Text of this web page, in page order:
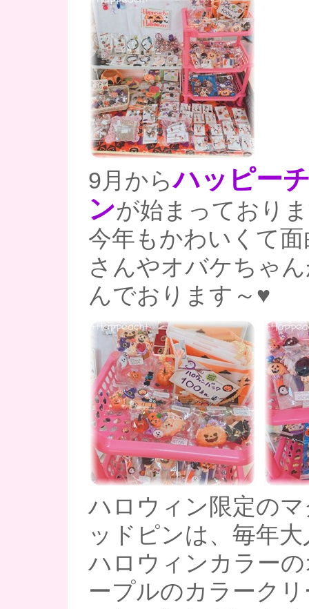
9月からハッピー
ンが始まっており
今年もかわいくて
さんやオバケちゃ
んでおります～♥
ハロウィン限定の
ッドピンは、毎年
ハロウィンカラー
ープルのカラーク